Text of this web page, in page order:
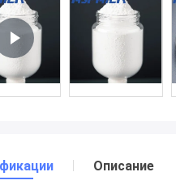
Описание